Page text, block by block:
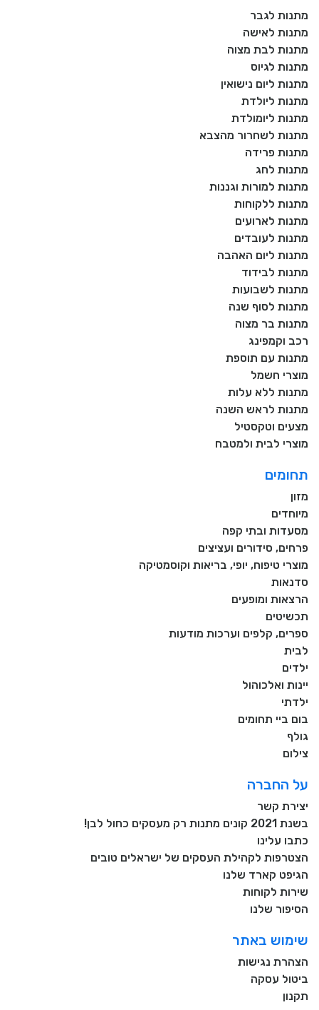
מתנות לגבר
מתנות לאישה
מתנות לבת מצוה
מתנות לגיוס
מתנות ליום נישואין
מתנות ליולדת
מתנות ליומולדת
מתנות לשחרור מהצבא
מתנות פרידה
מתנות לחג
מתנות למורות וגננות
מתנות ללקוחות
מתנות לארועים
מתנות לעובדים
מתנות ליום האהבה
מתנות לבידוד
מתנות לשבועות
מתנות לסוף שנה
מתנות בר מצוה
רכב וקמפינג
מתנות עם תוספת
מוצרי חשמל
מתנות ללא עלות
מתנות לראש השנה
מצעים וטקסטיל
מוצרי לבית ולמטבח
תחומים
מזון
מיוחדים
מסעדות ובתי קפה
פרחים, סידורים ועציצים
מוצרי טיפוח, יופי, בריאות וקוסמטיקה
סדנאות
הרצאות ומופעים
תכשיטים
ספרים, קלפים וערכות מודעות
לבית
ילדים
יינות ואלכוהול
ילדתי
בום ביי תחומים
גולף
צילום
על החברה
יצירת קשר
בשנת 2021 קונים מתנות רק מעסקים כחול לבן!
כתבו עלינו
הצטרפות לקהילת העסקים של ישראלים טובים
הגיפט קארד שלנו
שירות לקוחות
הסיפור שלנו
שימוש באתר
הצהרת נגישות
ביטול עסקה
תקנון